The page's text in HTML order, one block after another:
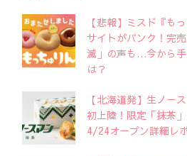
【悲報】ミスド『も
サイトがパンク！完
滅」の声も…今から
は？
【北海道発】生ノー
初上陸！限定「抹茶
4/24オープン詳細レ